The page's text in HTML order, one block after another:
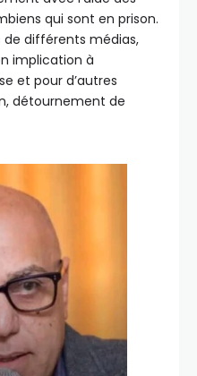
qui sont en prison.
de différents médias,
implication à
et pour d’autres
détournement de